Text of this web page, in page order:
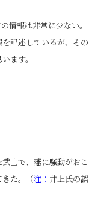
情報は非常に少ない。
記述しているが、その
ます。
士で、藩に騒動がおこ
た。（注： 井上氏の誤